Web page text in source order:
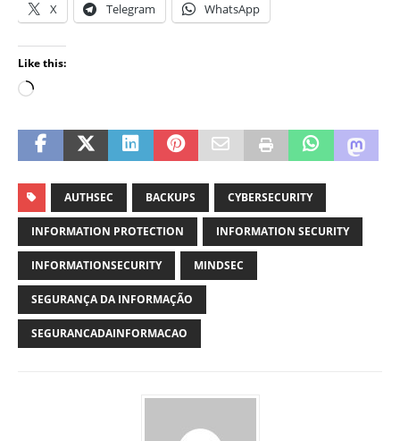
X Telegram WhatsApp
Like this:
AUTHSEC BACKUPS CYBERSECURITY
INFORMATION PROTECTION INFORMATION SECURITY
INFORMATIONSECURITY MINDSEC
SEGURANÇA DA INFORMAÇÃO
SEGURANCADAINFORMACAO